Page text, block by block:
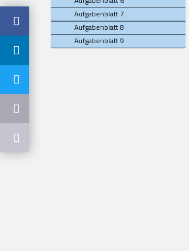
Aufgabenblatt 7
Aufgabenblatt 8
Aufgabenblatt 9